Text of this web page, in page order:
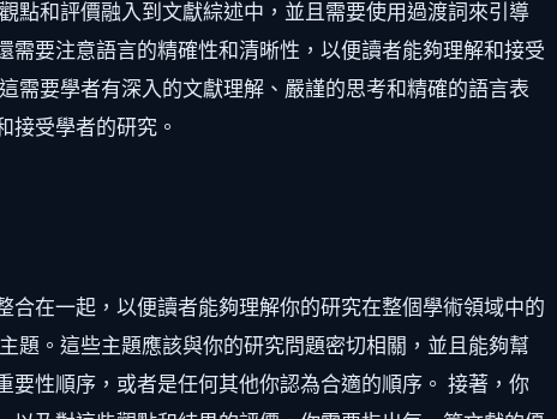
點和評價融入到文獻綜述中，並且需要使用過渡詞來引導
要注意語言的精確性和清晰性，以便讀者能夠理解和接受
需要學者有深入的文獻理解、嚴謹的思考和精確的語言表
接受學者的研究。
在一起，以便讀者能夠理解你的研究在整個學術領域中的
題。這些主題應該與你的研究問題密切相關，並且能夠幫
性順序，或者是任何其他你認為合適的順序。 接著，你